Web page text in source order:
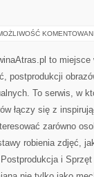
to
postprodukcji
To serwis, w
łączy się z
zarówno
robienia zdjęć,
i Sprzęt